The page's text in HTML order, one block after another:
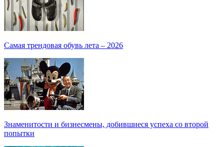
Самая трендовая обувь лета – 2026
Знаменитости и бизнесмены, добившиеся успеха со второй
попытки